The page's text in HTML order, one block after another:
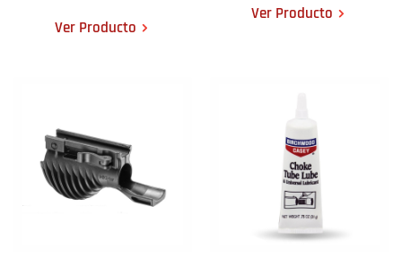
Ver Producto
Ver Producto